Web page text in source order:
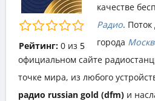
Рейтинг: 0из 5
качестве
Радио. Поток
города
официальном сайте
точке мира, из любого
радио russian gold (dfm) и